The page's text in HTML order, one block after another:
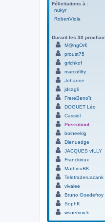
Félicitations à :
nukyr
RobertViola
Durant les 30
M@ngOr€
proust75
grichkof
marcofifty
Johanne
jdcagli
FrereBenoît
DOGUET Léo
Cassiel
Pierrotinot
boineekig
Dienuedge
JACQUES vILLY
Franckinux
MathieuBK
Teletraderuacank
vivalee
Bruno Goedefroy
SophK
wsuemnick